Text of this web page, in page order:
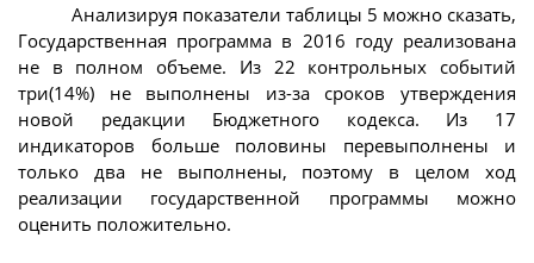
Анализируя показатели таблицы 5 можно сказать,
Государственная программа в 2016 году реализована
не в полном объеме. Из 22 контрольных событий
три(14%) не выполнены из-за сроков утверждения
новой редакции Бюджетного кодекса. Из 17
индикаторов больше половины перевыполнены и
только два не выполнены, поэтому в целом ход
реализации государственной программы можно
оценить положительно.